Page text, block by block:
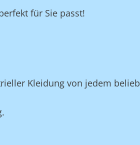
für Sie passt!
Kleidung von jedem